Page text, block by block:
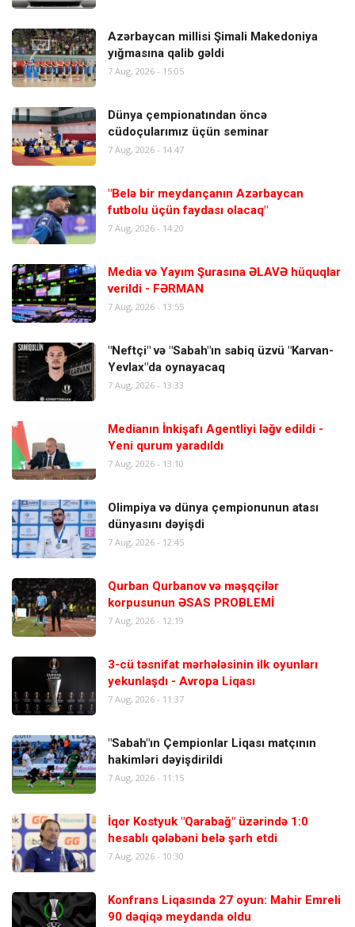
Azərbaycan millisi Şimali Makedoniya
yığmasına qalib gəldi
7 Aug, 2026 - 15:05
Dünya çempionatından öncə
cüdoçularımız üçün seminar
7 Aug, 2026 - 14:47
"Belə bir meydançanın Azərbaycan
futbolu üçün faydası olacaq"
7 Aug, 2026 - 14:20
Media və Yayım Şurasına ƏLAVƏ hüquqlar
verildi - FƏRMAN
7 Aug, 2026 - 13:55
"Neftçi" və "Sabah"ın sabiq üzvü "Karvan-
Yevlax"da oynayacaq
7 Aug, 2026 - 13:33
Medianın İnkişafı Agentliyi ləğv edildi -
Yeni qurum yaradıldı
7 Aug, 2026 - 13:10
Olimpiya və dünya çempionunun atası
dünyasını dəyişdi
7 Aug, 2026 - 12:45
Qurban Qurbanov və məşqçilər
korpusunun ƏSAS PROBLEMİ
7 Aug, 2026 - 12:19
3-cü təsnifat mərhələsinin ilk oyunları
yekunlaşdı - Avropa Liqası
7 Aug, 2026 - 11:37
"Sabah"ın Çempionlar Liqası matçının
hakimləri dəyişdirildi
7 Aug, 2026 - 11:15
İqor Kostyuk "Qarabağ" üzərində 1:0
hesablı qələbəni belə şərh etdi
7 Aug, 2026 - 10:30
Konfrans Liqasında 27 oyun: Mahir Emreli
90 dəqiqə meydanda oldu